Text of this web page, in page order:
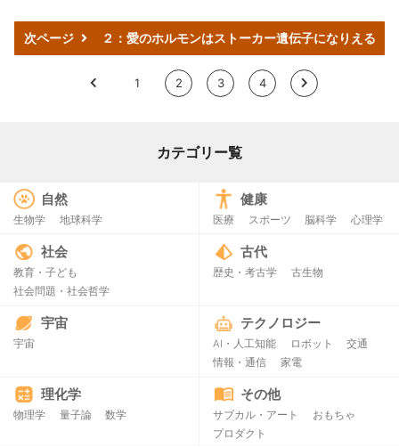
次ページ ２：愛のホルモンはストーカー遺伝子になりえる
< 1 2 3 4 >
カテゴリー覧
自然
生物学 地球科学
健康
医療 スポーツ 脳科学 心理学
社会
教育・子ども
社会問題・社会哲学
古代
歴史・考古学 古生物
宇宙
宇宙
テクノロジー
AI・人工知能 ロボット
交通
情報・通信
家電
理化学
物理学 量子論 数学
その他
サブカル・アート
おもちゃ
プロダクト